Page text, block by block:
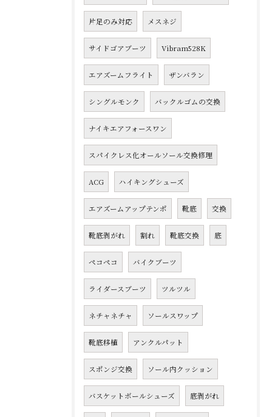
片足のみ対応 メスネジ
サイドゴアブーツ Vibram528K
エアズームフライト ザンバラン
シングルモンク バックルゴムの交換
ナイキエアフォースワン
スパイクレス化オールソール交換修理
ACG ハイキングシューズ
エアズームアップテンポ 靴底 交換
靴底剥がれ 割れ 靴底交換 底
ペコペコ バイクブーツ
ライダースブーツ ツルツル
ネチャネチャ ソールスワップ
靴底移植 アンクルパット
スポンジ交換 ソール内クッション
バスケットボールシューズ 底剥がれ